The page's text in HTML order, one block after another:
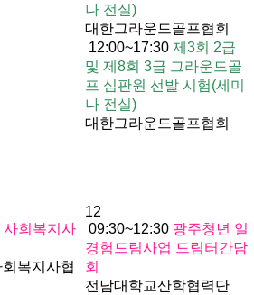
나 전실)
대한그라운드골프협회
12:00~17:30 제3회 2급
및 제8회 3급 그라운드골
프 심판원 선발 시험(세미
나 전실)
대한그라운드골프협회
사회복지사
복지사협
12
09:30~12:30 광주청년 일
경험드림사업 드림터간담
회
전남대학교산학협력단